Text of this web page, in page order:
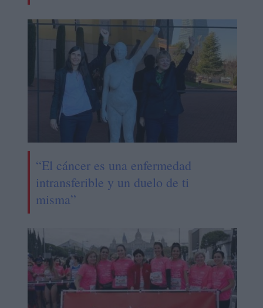
“El cáncer es una enfermedad
intransferible y un duelo de ti
misma”